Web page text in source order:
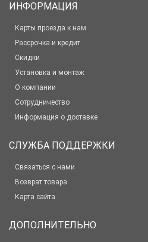
ИНФОРМАЦИЯ
Карты проезда к нам
Рассрочка и кредит
Скидки
Установка и монтаж
О компании
Сотрудничество
Информация о доставке
СЛУЖБА ПОДДЕРЖКИ
Связаться с нами
Возврат товара
Карта сайта
ДОПОЛНИТЕЛЬНО